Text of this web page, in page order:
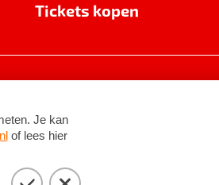
Tickets kopen